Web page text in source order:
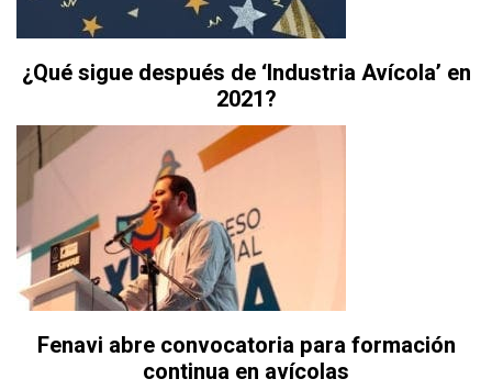
¿Qué sigue después de ‘Industria Avícola’ en
2021?
Fenavi abre convocatoria para formación
continua en avícolas